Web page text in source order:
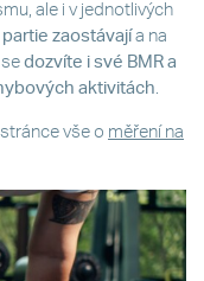
ale i v jednotlivých
partie zaostávají a na
dozvíte i své BMR a
aktivitách.
vše o měření na